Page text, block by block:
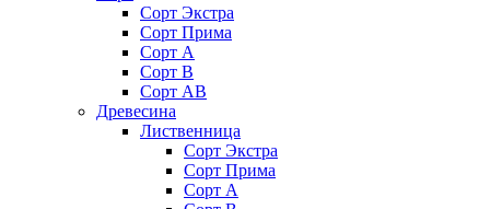
Сорт Экстра
Сорт Прима
Сорт A
Сорт В
Сорт AB
Древесина
Лиственница
Сорт Экстра
Сорт Прима
Сорт А